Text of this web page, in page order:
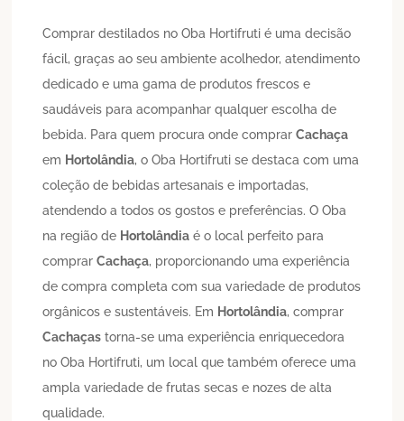
Comprar destilados no Oba Hortifruti é uma decisão
fácil, graças ao seu ambiente acolhedor, atendimento
dedicado e uma gama de produtos frescos e
saudáveis para acompanhar qualquer escolha de
bebida. Para quem procura onde comprarCachaça
em Hortolândia, o Oba Hortifruti se destaca com uma
coleção de bebidas artesanais e importadas,
atendendo a todos os gostos e preferências. O Oba
na região de Hortolândia é o local perfeito para
comprarCachaça, proporcionando uma experiência
de compra completa com sua variedade de produtos
orgânicos e sustentáveis. Em Hortolândia, comprar
Cachaças torna-se uma experiência enriquecedora
no Oba Hortifruti, um local que também oferece uma
ampla variedade de frutas secas e nozes de alta
qualidade.